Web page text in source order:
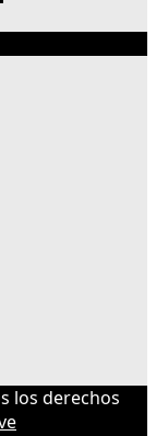
los derechos